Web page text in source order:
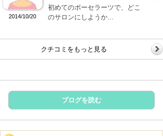
2014/10/20
初めてのポーセラーツで、どこ
のサロンにしようか...
クチコミをもっと見る
ブログを読む